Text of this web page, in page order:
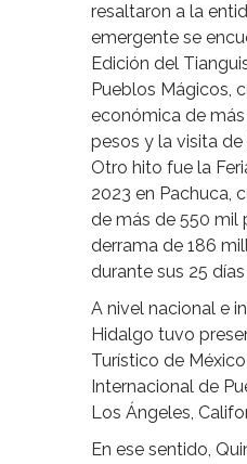
resaltaron a la
emergente se
Edición del
Pueblos Mágicos,
económica de
pesos y la visita
Otro hito fue la
2023 en Pachuca,
de más de 550 mil
derrama de 186
durante sus 25
A nivel nacional e
Hidalgo tuvo
Turístico de
Internacional de
Los Ángeles,
En ese sentido,